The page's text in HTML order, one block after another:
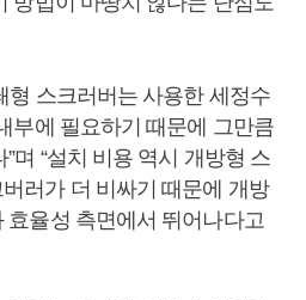
형 스크러버는 사용한 세정수
부에 필요하기 때문에 그만큼
며 “설치 비용 역시 개방형 스
러가 더 비싸기 때문에 개방
효율성 측면에서 뛰어나다고